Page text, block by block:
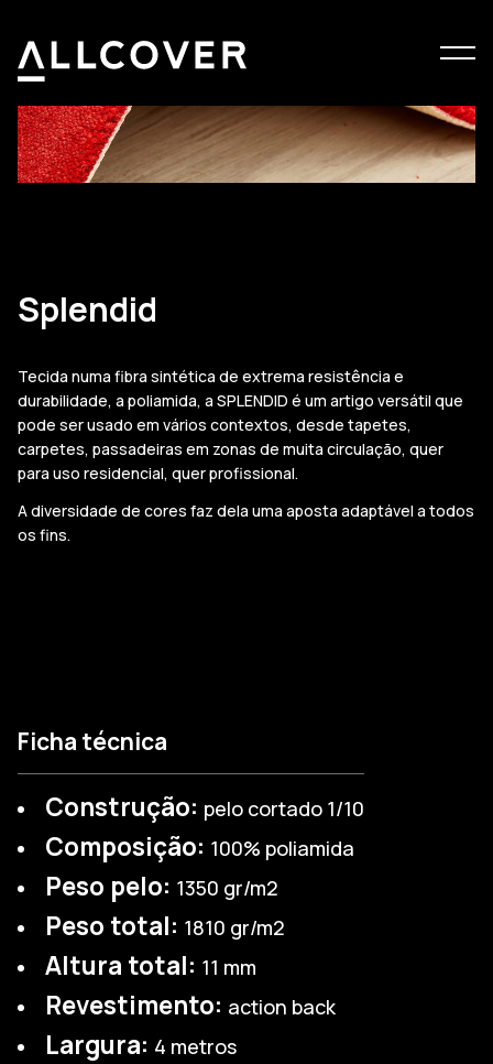
Menu
Splendid
Tecida numa fibra sintética de extrema resistência e
durabilidade, a poliamida, a SPLENDID é um artigo versátil que
pode ser usado em vários contextos, desde tapetes,
carpetes, passadeiras em zonas de muita circulação, quer
para uso residencial, quer profissional.
A diversidade de cores faz dela uma aposta adaptável a todos
os fins.
Ficha técnica
Construção: pelo cortado 1/10
Composição: 100% poliamida
Peso pelo: 1350 gr/m2
Peso total: 1810 gr/m2
Altura total: 11 mm
Revestimento: action back
Largura: 4 metros